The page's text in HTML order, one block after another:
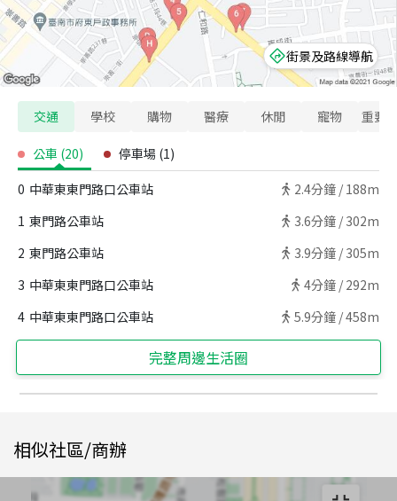
街景及路線導航
交通 學校 購物 醫療 休閒 寵物 重要
公車 (20) 停車場 (1)
0 中華東東門路口公車站 2.4分鐘 / 188m
1 東門路公車站 3.6分鐘 / 302m
2 東門路公車站 3.9分鐘 / 305m
3 中華東東門路口公車站 4分鐘 / 292m
4 中華東東門路口公車站 5.9分鐘 /458m
完整周邊生活圈
相似社區/商辦